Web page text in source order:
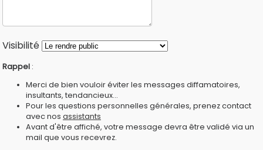
Visibilité
Rappel :
Merci de bien vouloir éviter les messages diffamatoires,
insultants, tendancieux...
Pour les questions personnelles générales, prenez contact
avec nos assistants
Avant d'être affiché, votre message devra être validé via un
mail que vous recevrez.